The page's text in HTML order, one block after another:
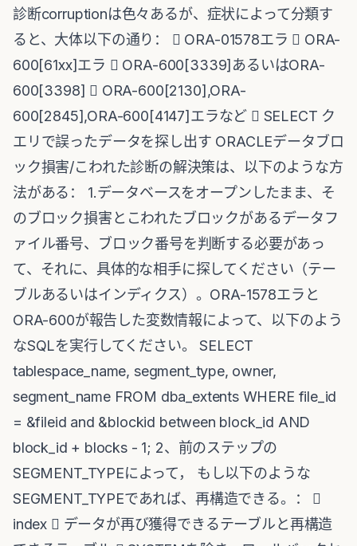
診断corruptionは色々あるが、症状によって分類す
ると、大体以下の通り：  ORA-01578エラ  ORA-
600[61xx]エラ  ORA-600[3339]あるいはORA-
600[3398]  ORA-600[2130],ORA-
600[2845],ORA-600[4147]エラなど  SELECT ク
エリで誤ったデータを探し出す ORACLEデータブロ
ック損害/こわれた診断の解決策は、以下のような方
法がある： 1.データベースをオープンしたまま、そ
のブロック損害とこわれたブロックがあるデータフ
ァイル番号、ブロック番号を判断する必要があっ
て、それに、具体的な相手に探してください（テー
ブルあるいはインディクス）。ORA-1578エラと
ORA-600が報告した変数情報によって、以下のよう
なSQLを実行してください。 SELECT
tablespace_name, segment_type, owner,
segment_name FROM dba_extents WHERE file_id
= &fileid and &blockid between block_id AND
block_id + blocks - 1; 2、前のステップの
SEGMENT_TYPEによって， もし以下のような
SEGMENT_TYPEであれば、再構造できる。： 
index  データが再び獲得できるテーブルと再構造